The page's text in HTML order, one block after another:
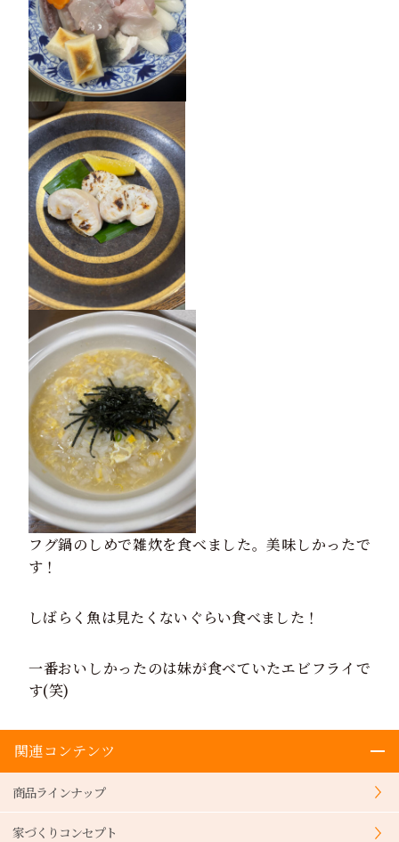
フグ鍋のしめで雑炊を食べました。美味しかったで
す！
しばらく魚は見たくないぐらい食べました！
一番おいしかったのは妹が食べていたエビフライで
す(笑)
関連コンテンツ
商品ラインナップ
家づくりコンセプト